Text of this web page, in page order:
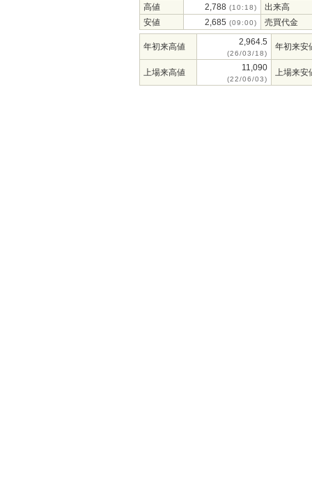
高値
2,788 (10:18)
出来高
安値
2,685 (09:00) 売買代金
年初来高値 2,964.5
(26/03/18)
年初来安
上場来高値 11,090
(22/06/03)
上場来安